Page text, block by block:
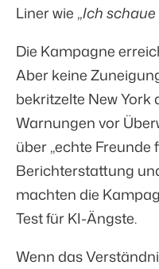
Liner wie „Ich
Die Kampagne
Aber keine
bekritzelte New York
Warnungen vor
über „echte Freunde
Berichterstattung
machten die
Test für KI-Ängste.
Wenn das